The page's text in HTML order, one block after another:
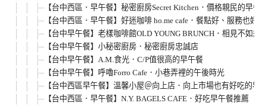
【台中西區．早午餐】秘密廚房Secret Kitchen．價格親民的早午
【台中西區．早午餐】好迷咖啡 ho.me cafe．餐點好、服務也好
【台中早午餐】老樣咖啡館OLD YOUNG BRUNCH．相見不如想
【台中早午餐】小秘密廚房．秘密廚房忠誠店
【台中早午餐】A.M.食光．C/P值很高的早午餐
【台中早午餐】呼嚕Forro Cafe．小巷弄裡的午後時光
【台中西區早午餐】溫馨小屋＠向上店．向上市場也有好吃的早
【台中西區．早午餐】N.Y. BAGELS CAFE．好吃早午餐推薦